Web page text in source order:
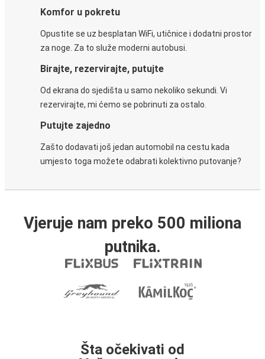
Komfor u pokretu
Opustite se uz besplatan WiFi, utičnice i dodatni prostor
za noge. Za to služe moderni autobusi.
Birajte, rezervirajte, putujte
Od ekrana do sjedišta u samo nekoliko sekundi. Vi
rezervirajte, mi ćemo se pobrinuti za ostalo.
Putujte zajedno
Zašto dodavati još jedan automobil na cestu kada
umjesto toga možete odabrati kolektivno putovanje?
Vjeruje nam preko 500 miliona
putnika.
Šta očekivati od